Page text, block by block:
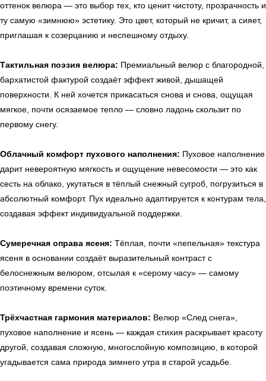
оттенок велюра — это выбор тех, кто ценит чистоту, прозрачность и
ту самую «зимнюю» эстетику. Это цвет, который не кричит, а сияет,
приглашая к созерцанию и неспешному отдыху.
Тактильная поэзия велюра: Премиальный велюр с благородной,
бархатистой фактурой создаёт эффект живой, дышащей
поверхности. К ней хочется прикасаться снова и снова, ощущая
мягкое, почти осязаемое тепло — словно ладонь скользит по
первому снегу.
Облачный комфорт пухового наполнения: Пуховое наполнение
дарит невероятную мягкость и ощущение невесомости — это как
сесть на облако, укутаться в тёплый снежный сугроб, погрузиться в
абсолютный комфорт. Пух идеально адаптируется к контурам тела,
создавая эффект индивидуальной поддержки.
Сумеречная оправа ясеня: Тёплая, почти «пепельная» текстура
ясеня в основании создаёт выразительный контраст с
белоснежным велюром, отсылая к «серому часу» — самому
поэтичному времени суток.
Трёхчастная гармония материалов: Велюр «След снега»,
пуховое наполнение и ясень — каждая стихия раскрывает красоту
другой, создавая сложную, многослойную композицию, в которой
угадывается сама природа зимнего утра в старой усадьбе.